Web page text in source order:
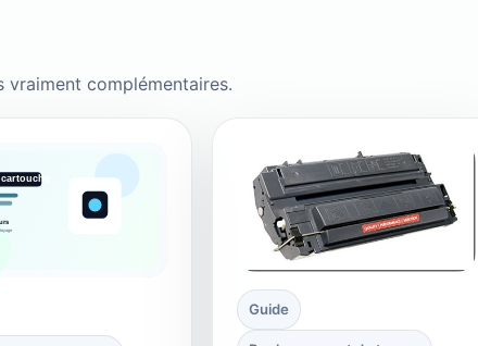
vraiment complémentaires.
Guide